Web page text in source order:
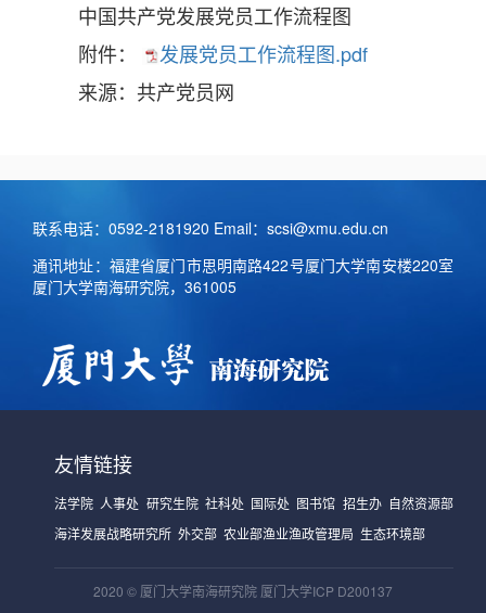
中国共产党发展党员工作流程图
附件：
发展党员工作流程图.pdf
来源：共产党员网
联系电话：0592-2181920 Email：scsi@xmu.edu.cn
通讯地址：福建省厦门市思明南路422号厦门大学南安楼220室
厦门大学南海研究院，361005
友情链接
法学院 人事处 研究生院 社科处 国际处 图书馆 招生办 自然资源部
海洋发展战略研究所 外交部 农业部渔业渔政管理局 生态环境部
2020 © 厦门大学南海研究院 厦门大学ICP D200137